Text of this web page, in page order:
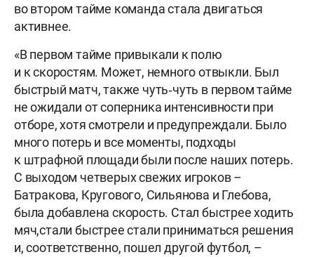
во втором тайме команда стала двигаться
активнее.
«В первом тайме привыкали к полю
и к скоростям. Может, немного отвыкли. Был
быстрый матч, также чуть‑чуть в первом тайме
не ожидали от соперника интенсивности при
отборе, хотя смотрели и предупреждали. Было
много потерь и все моменты, подходы
к штрафной площади были после наших потерь.
С выходом четверых свежих игроков –
Батракова, Кругового, Сильянова и Глебова,
была добавлена скорость. Стал быстрее ходить
мяч,стали быстрее стали приниматься решения
и, соответственно, пошел другой футбол, –